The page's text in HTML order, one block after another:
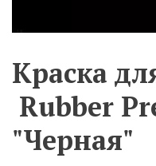
Краска
Rubber
"Черная"